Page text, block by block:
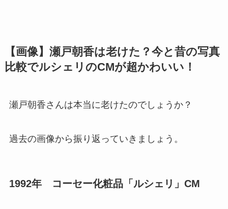
【画像】瀬戸朝香は老けた？今と昔の写真
比較でルシェリのCMが超かわいい！
瀬戸朝香さんは本当に老けたのでしょうか？
過去の画像から振り返っていきましょう。
1992年 コーセー化粧品「ルシェリ」CM